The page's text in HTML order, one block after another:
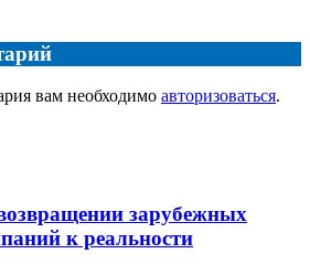
вам необходимо авторизоваться.
зарубежных
к реальности